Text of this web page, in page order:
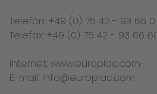
Telefón: +49 (0) 75 42 - 93 66 0
Telefax: +49 (0) 75 42 - 93 66
Internet: www.europlac.com
E-mail: info@europlac.com